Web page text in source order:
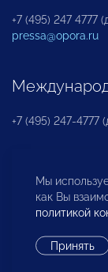
+7 (495) 247 4777
pressa@opora.ru
+7 (495) 247-4777
Бюро по
инвесторов
Мы
как Вы
политикой
Принять